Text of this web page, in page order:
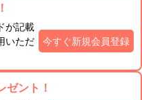
が記載
いただ
今すぐ新規会員登録
ゼント！